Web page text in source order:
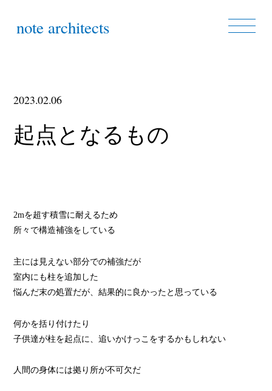
note architects
2023.02.06
起点となるもの
2mを超す積雪に耐えるため
所々で構造補強をしている
主には見えない部分での補強だが
室内にも柱を追加した
悩んだ末の処置だが、結果的に良かったと思っている
何かを括り付けたり
子供達が柱を起点に、追いかけっこをするかもしれない
人間の身体には拠り所が不可欠だ